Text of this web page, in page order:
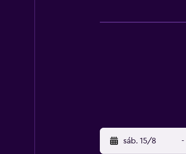
sáb. 15/8 -